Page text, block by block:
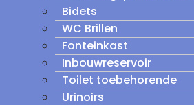
Bidets
WC Brillen
Fonteinkast
Inbouwreservoir
Toilet toebehorende
Urinoirs